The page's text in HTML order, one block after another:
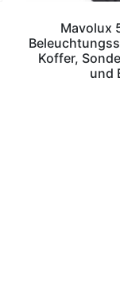
Mavolux
Koffer,
und